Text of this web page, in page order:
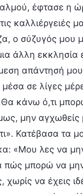
έφτασε η
καλλιέργειές
ο σύζυγός μου
άλλη εκκλησία
απάντησή
μέσα σε λίγες
κάνω ό,τι
μην αγχωθείς
Κατέβασα τα
«Μου λες να
πώς μπορώ να
χωρίς να έχεις